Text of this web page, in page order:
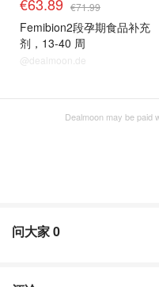
€71.99
Femibion​​2段孕期食品补充
剂，13-40 周
@dealmoon.de
Dealmoon may be paid
问大家0